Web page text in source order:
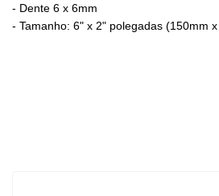
- Dente 6 x 6mm
- Tamanho: 6" x 2" polegadas (150mm